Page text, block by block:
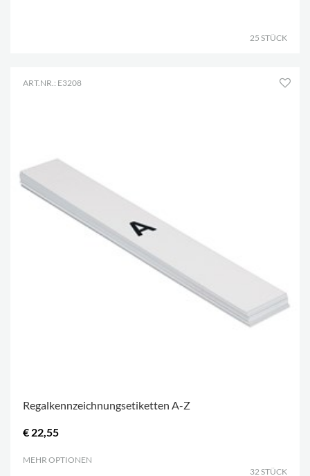
25 STÜCK
ART.NR.: E3208
Regalkennzeichnungsetiketten A-Z
€ 22,55
MEHR OPTIONEN
32 STÜCK